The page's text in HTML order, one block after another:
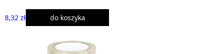
8,32 zł do koszyka